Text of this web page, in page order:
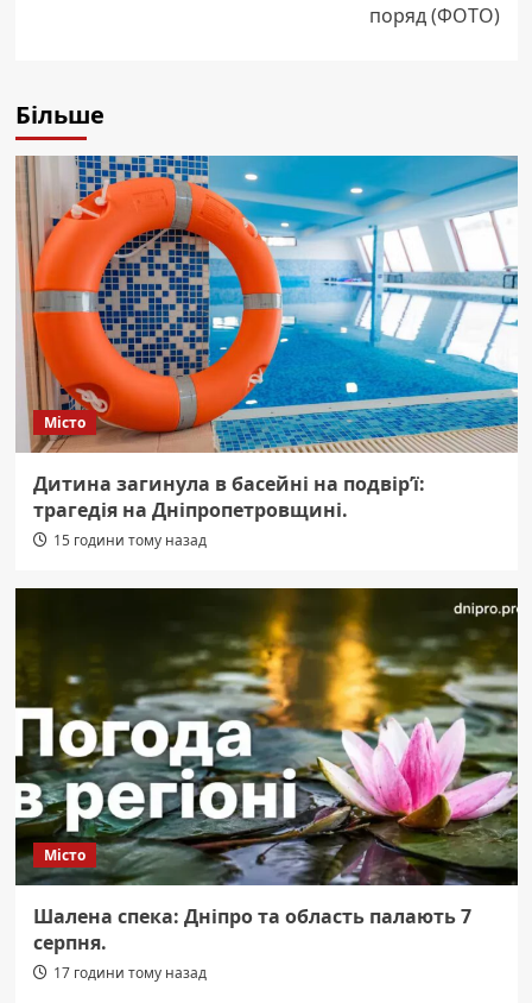
поряд (ФОТО)
Більше
Місто
Дитина загинула в басейні на подвір’ї:
трагедія на Дніпропетровщині.
15 години тому назад
Місто
Шалена спека: Дніпро та область палають 7
серпня.
17 години тому назад